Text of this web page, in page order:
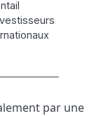
par une